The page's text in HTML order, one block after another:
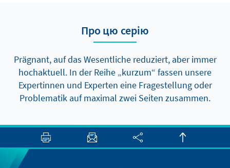
Про цю серію
Prägnant, auf das Wesentliche reduziert, aber immer
hochaktuell. In der Reihe „kurzum“ fassen unsere
Expertinnen und Experten eine Fragestellung oder
Problematik auf maximal zwei Seiten zusammen.